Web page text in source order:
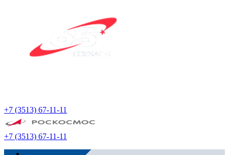
+7 (3513) 67-11-11
+7 (3513) 67-11-11